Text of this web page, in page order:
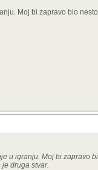
Moj bi zapravo bio
u igranju. Moj bi zapravo
druga stvar.